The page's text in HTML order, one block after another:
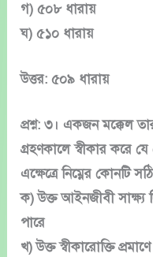
গ) ৫০৮ ধারায়
ঘ) ৫১০ ধারায়
উত্তর: ৫০৯ ধারায়
প্রশ্ন: ৩। একজন মক্কেল
গ্রহণকালে স্বীকার করে
এক্ষেত্রে নিম্নের কোনটি
ক) উক্ত আইনজীবী সাক্ষ্য
পারে
খ) উক্ত স্বীকারোক্তি